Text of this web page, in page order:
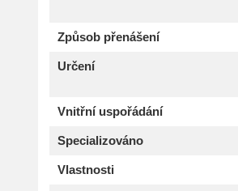
Způsob přenášení
Určení
Vnitřní uspořádání
Specializováno
Vlastnosti